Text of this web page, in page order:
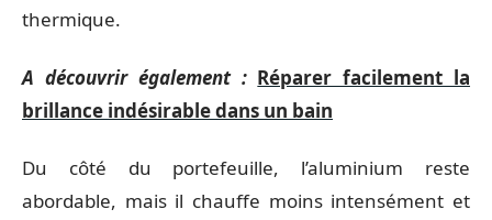
thermique.
A découvrir également : Réparer facilement la
brillance indésirable dans un bain
Du côté du portefeuille, l’aluminium reste
abordable, mais il chauffe moins intensément et